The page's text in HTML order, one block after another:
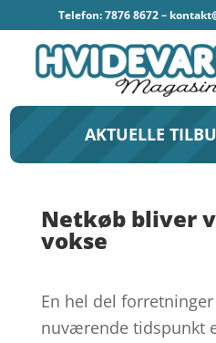
Telefon: 7876 8672 –
AKTUELLE
Netkøb bliver
vokse
En hel del
nuværende tidspunkt